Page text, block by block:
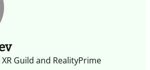
le grandi sfide del presente e
impatti positivi.
Guild and RealityPrime